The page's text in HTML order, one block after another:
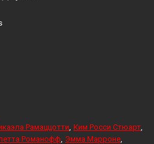
Рамаццотти Ким Росси Стюарт
Романофф
Эмма Марроне